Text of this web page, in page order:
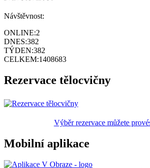
Návštěvnost:
ONLINE:2
DNES:382
TÝDEN:382
CELKEM:1408683
Rezervace tělocvičny
Výběr rezervace můžete
Mobilní aplikace